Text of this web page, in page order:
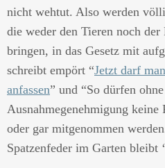
nicht wehtut. Also werden
die weder den Tieren noch
bringen, in das Gesetz mit
schreibt empört “Jetzt darf
anfassen” und “So dürfen
Ausnahmegenehmigung
oder gar mitgenommen
Spatzenfeder im Garten bleibt